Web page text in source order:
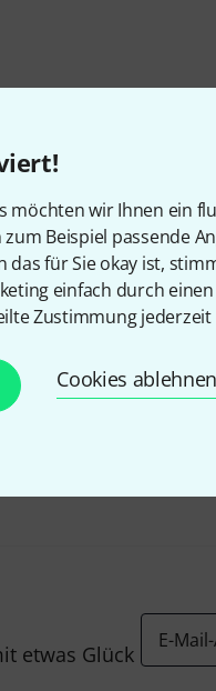
möchten wir Ihnen ein
zum Beispiel passende
das für Sie okay ist,
einfach durch einen
Zustimmung
Cookies ablehnen
Ihnen, was
etwas Glück
E-